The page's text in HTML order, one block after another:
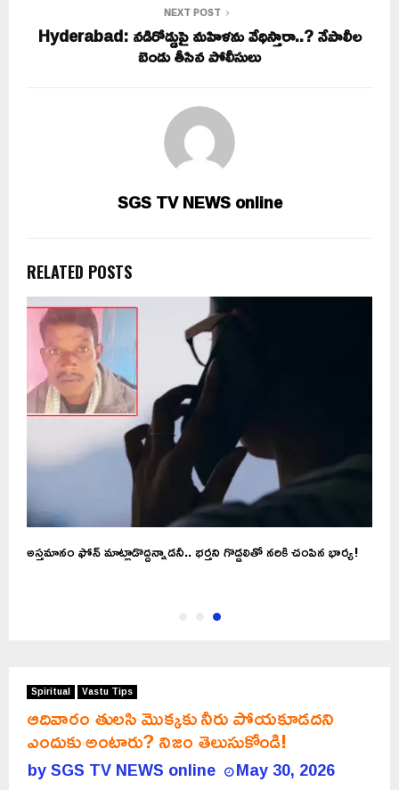
NEXT POST
Hyderabad: నడిరోడ్డుపై మహిళను వేధిస్తారా..? నేపాలీల
బెండు తీసిన పోలీసులు
SGS TV NEWS online
RELATED POSTS
అస్తమానం ఫోన్ మాట్లాడొద్దన్నాడనీ.. భర్తని గొడ్డలితో నరికి చంపిన భార్య!
Spiritual Vastu Tips
ఆదివారం తులసి మొక్కకు నీరు పోయకూడదని
ఎందుకు అంటారు? నిజం తెలుసుకోండి!
bySGS TV NEWS online May 30, 2026